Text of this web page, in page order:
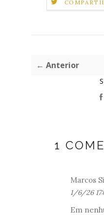
← Anterior
1
Marcos
1/6/26
Em